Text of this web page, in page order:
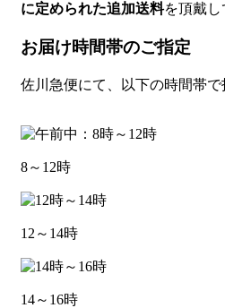
に定められた追加送料を頂戴し
お届け時間帯のご指定
佐川急便にて、以下の時間帯で
8～12時
12～14時
14～16時